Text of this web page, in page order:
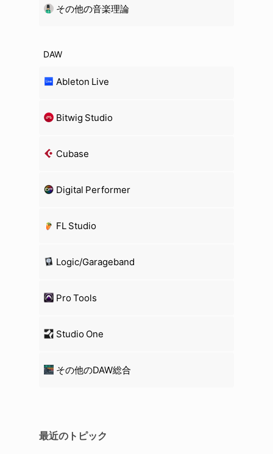
その他の音楽理論
DAW
Ableton Live
Bitwig Studio
Cubase
Digital Performer
FL Studio
Logic/Garageband
Pro Tools
Studio One
その他のDAW総合
最近のトピック